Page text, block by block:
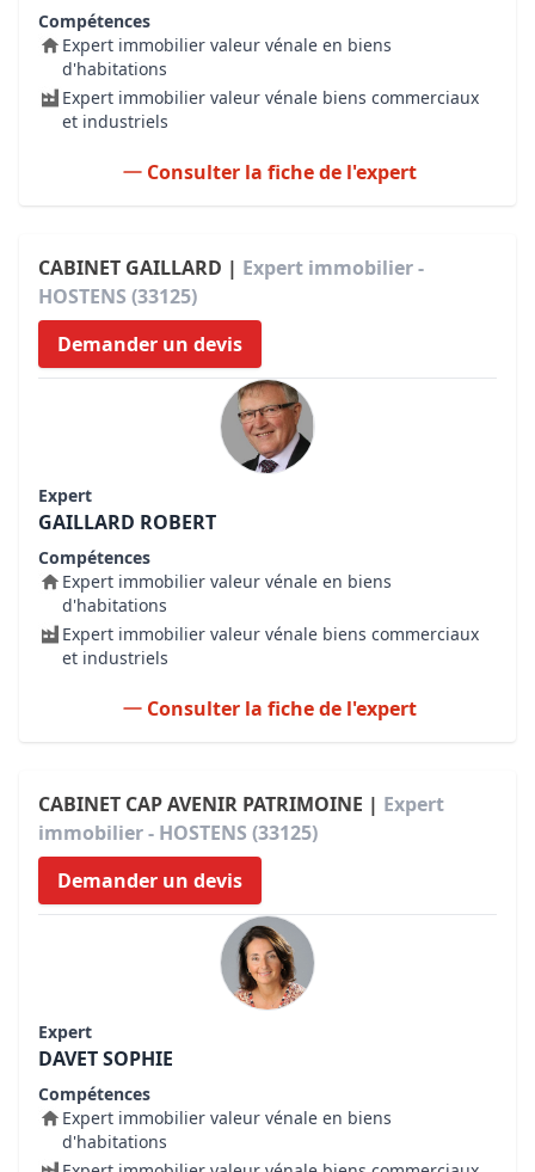
Compétences
Expert immobilier valeur vénale en biens
d'habitations
Expert immobilier valeur vénale biens commerciaux
et industriels
Consulter la fiche de l'expert
CABINET GAILLARD | Expert immobilier -
HOSTENS (33125)
Demander un devis
Expert
GAILLARD ROBERT
Compétences
Expert immobilier valeur vénale en biens
d'habitations
Expert immobilier valeur vénale biens commerciaux
et industriels
Consulter la fiche de l'expert
CABINET CAP AVENIR PATRIMOINE | Expert
immobilier - HOSTENS (33125)
Demander un devis
Expert
DAVET SOPHIE
Compétences
Expert immobilier valeur vénale en biens
d'habitations